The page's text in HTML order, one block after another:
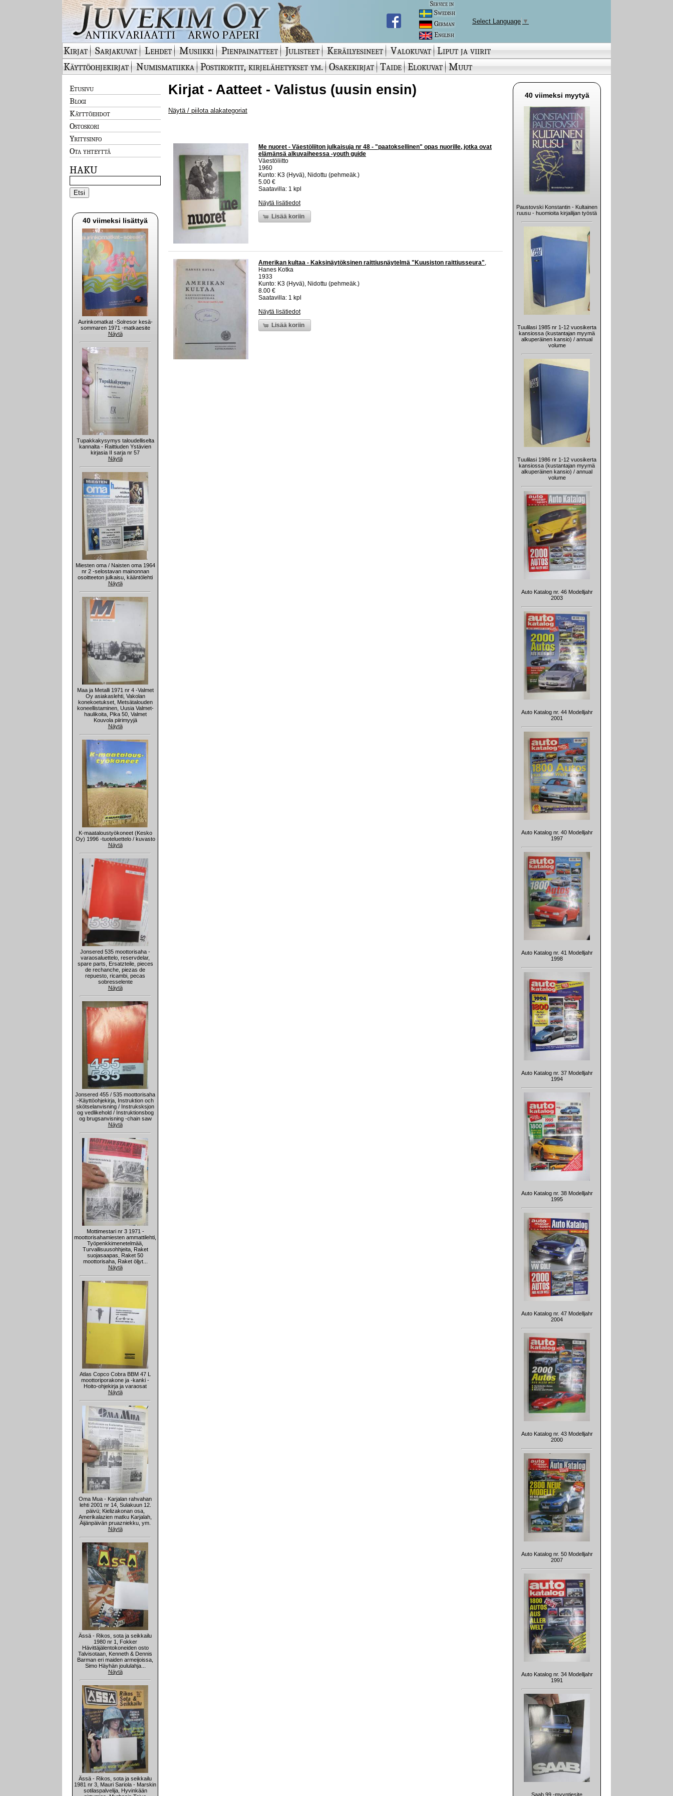
Service in
Swedish
German
English
Select Language ▼
Kirjat Sarjakuvat Lehdet Musiikki Pienpainatteet Julisteet Keräilyesineet Valokuvat Liput ja viirit
Käyttöohjekirjat
Numismatiikka Postikortit, kirjelähetykset ym. Osakekirjat Taide Elokuvat Muut
Etusivu
Blogi
Käyttöehdot
Ostoskori
Yritysinfo
Ota yhteyttä
HAKU
40 viimeksi lisättyä
Aurinkomatkat -Solresor kesä-
sommaren 1971 -matkaesite
Näytä
Tupakkakysymys taloudelliselta
kannalta - Raittiuden Ystävien
kirjasia II sarja nr 57
Näytä
Miesten oma / Naisten oma 1964
nr 2 -selostavan mainonnan
osoitteeton julkaisu, kääntölehti
Näytä
Maa ja Metalli 1971 nr 4 -Valmet
Oy asiakaslehti, Vakolan
konekoetukset, Metsätalouden
koneellistaminen, Uusia Valmet-
haulikoita, Pika 50, Valmet
Kouvola piirimyyjä
Näytä
K-maataloustyökoneet (Kesko
Oy) 1996 -tuoteluettelo / kuvasto
Näytä
Jonsered 535 moottorisaha -
varaosaluettelo, reservdelar,
spare parts, Ersatzteile, pieces
de rechanche, piezas de
repuesto, ricambi, pecas
sobresselente
Näytä
Jonsered 455 / 535 moottorisaha
-Käyttöohjekirja, Instruktion och
skötselanvisning / Instruksksjon
og vedlikehold / Instruktionsbog
og brugsanvisning -chain saw
Näytä
Mottimestari nr 3 1971 -
moottorisahamiesten ammattilehti,
Työpenkkimenetelmää,
Turvallisuusohhjeita, Raket
suojasaapas, Raket 50
moottorisaha, Raket öljyt...
Näytä
Atlas Copco Cobra BBM 47 L
moottoriporakone ja -kanki -
Hoito-ohjekirja ja varaosat
Näytä
Oma Mua - Karjalan rahvahan
lehti 2001 nr 14, Sulakuun 12.
päivü; Kielizakonan osa,
Amerikalazien matku Karjalah,
Äijänpäivän pruazniekku, ym.
Näytä
Ässä - Rikos, sota ja seikkailu
1980 nr 1, Fokker
Hävittäjälentokoneiden osto
Talvisotaan, Kenneth & Dennis
Barman eri maiden armeijoissa,
Simo Häyhän joululahja...
Näytä
Ässä - Rikos, sota ja seikkailu
1981 nr 3, Mauri Sariola - Marskin
sotilaspalvelija, Hyvinkään
Kirjat - Aatteet - Valistus (uusin ensin)
Näytä / piilota alakategoriat
Me nuoret - Väestöliiton julkaisuja nr 48 - "paatoksellinen" opas nuorille, jotka ovat
elämänsä alkuvaiheessa -youth guide
Väestöliitto
1960
Kunto: K3 (Hyvä), Nidottu (pehmeäk.)
5.00 €
Saatavilla: 1 kpl
Näytä lisätiedot
Lisää koriin
Amerikan kultaa - Kaksinäytöksinen raittiusnäytelmä "Kuusiston raittiusseura",
Hanes Kotka
1933
Kunto: K3 (Hyvä), Nidottu (pehmeäk.)
8.00 €
Saatavilla: 1 kpl
Näytä lisätiedot
Lisää koriin
40 viimeksi myytyä
Paustovski Konstantin - Kultainen
ruusu - huomioita kirjailijan työstä
Tuulilasi 1985 nr 1-12 vuosikerta
kansiossa (kustantajan myymä
alkuperäinen kansio) / annual
volume
Tuulilasi 1986 nr 1-12 vuosikerta
kansiossa (kustantajan myymä
alkuperäinen kansio) / annual
volume
Auto Katalog nr. 46 Modelljahr
2003
Auto Katalog nr. 44 Modelljahr
2001
Auto Katalog nr. 40 Modelljahr
1997
Auto Katalog nr. 41 Modelljahr
1998
Auto Katalog nr. 37 Modelljahr
1994
Auto Katalog nr. 38 Modelljahr
1995
Auto Katalog nr. 47 Modelljahr
2004
Auto Katalog nr. 43 Modelljahr
2000
Auto Katalog nr. 50 Modelljahr
2007
Auto Katalog nr. 34 Modelljahr
1991
Saab 99 -myyntiesite